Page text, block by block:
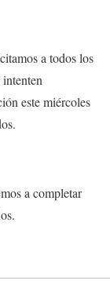
a todos los
este miércoles
a completar